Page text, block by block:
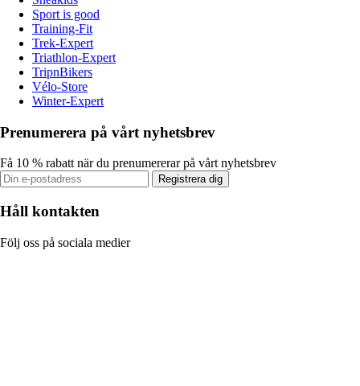
Sport is good
Training-Fit
Trek-Expert
Triathlon-Expert
TripnBikers
Vélo-Store
Winter-Expert
Prenumerera på vårt nyhetsbrev
Få 10 % rabatt när du prenumererar på vårt nyhetsbrev
Registrera dig
Håll kontakten
Följ oss på sociala medier